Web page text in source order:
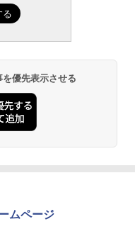
優先表示させる
ムページ